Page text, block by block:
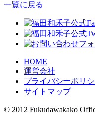
一覧に戻る
HOME
運営会社
プライバシーポリ
サイトマップ
© 2012 Fukudawakako